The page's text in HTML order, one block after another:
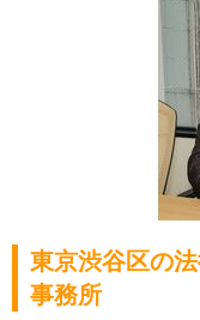
東京渋谷区の
事務所